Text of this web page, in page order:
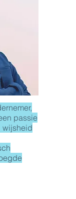
passie
wijsheid